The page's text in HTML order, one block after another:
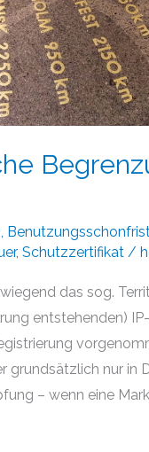
,
, Schutzzertifikat/
das sog.
entstehenden)
grundsätzlich nur in
– wenn eine